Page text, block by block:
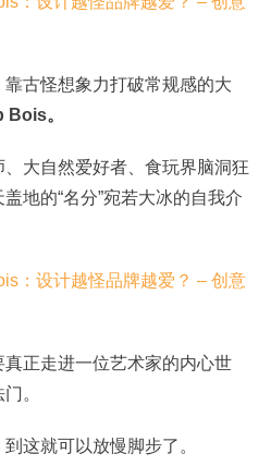
古怪想象力打破常规感的大
Bois。
大自然爱好者、食玩界脑洞狂
地的“名分”宛若大冰的自我介
正走进一位艺术家的内心世
。
这就可以放慢脚步了。